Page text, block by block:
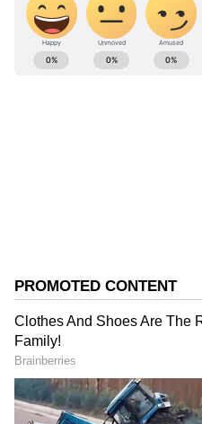
ಪರಮಾಣು ವಿದ್ಯುತ್ ಸ್ಥಾವರ
ವನ್ಯಜೀವಿ ಸಂಪತ್ತು ಪ್ರಿಯರ
ABOUT THE AUTHOR